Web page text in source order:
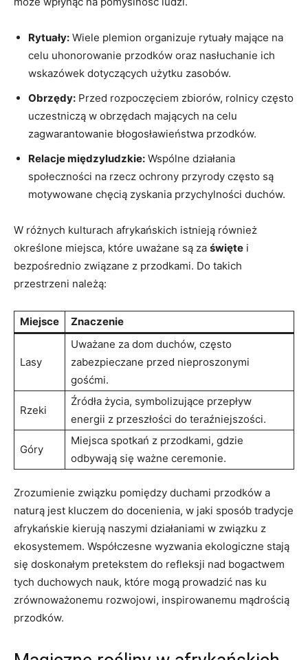
Rytuały: Wiele plemion organizuje rytuały mające na
celu uhonorowanie przodków oraz nasłuchanie ich
wskazówek dotyczących użytku zasobów.
Obrzędy: Przed rozpoczęciem zbiorów, rolnicy często
uczestniczą w obrzędach mających na celu
zagwarantowanie błogosławieństwa przodków.
Relacje międzyludzkie: Wspólne działania
społeczności na rzecz ochrony przyrody często są
motywowane chęcią zyskania przychylności duchów.
W różnych kulturach afrykańskich istnieją również
określone miejsca, które uważane są za święte i
bezpośrednio związane z przodkami. Do takich
przestrzeni należą:
Miejsce Znaczenie
Lasy
Uważane za dom duchów, często
zabezpieczane przed nieproszonymi
gośćmi.
Rzeki
Źródła życia, symbolizujące przepływ
energii z przeszłości do teraźniejszości.
Góry
Miejsca spotkań z przodkami, gdzie
odbywają się ważne ceremonie.
Zrozumienie związku pomiędzy duchami przodków a
naturą jest kluczem do docenienia, w jaki sposób tradycje
afrykańskie kierują naszymi działaniami w związku z
ekosystemem. Współczesne wyzwania ekologiczne stają
się doskonałym pretekstem do refleksji nad bogactwem
tych duchowych nauk, które mogą prowadzić nas ku
zrównoważonemu rozwojowi, inspirowanemu mądrością
przodków.